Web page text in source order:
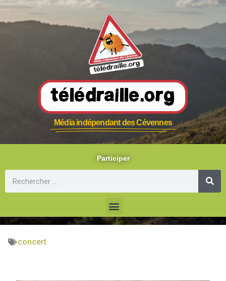
Télédraille.org
Média indépendant des Cévennes
Participer
concert